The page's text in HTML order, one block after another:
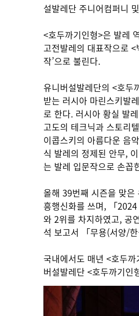
설발레단 주니어컴퍼니
<호두까기인형>은 발레
고전발레의 대표작으로
작’으로 불린다.
유니버설발레단의 <호두
받는 러시아 마린스키발
로 한다. 러시아 황실 발
고도의 테크닉과 스토리
이콥스키의 아름다운 음
식 발레의 정제된 안무,
는 발레 입문작으로 손꼽
올해 39번째 시즌을 맞
흥행신화를 쓰며, 「
와 2위를 차지하였고, 공
석 보고서 「무용(서양/
국내에서도 매년 <호두
버설발레단 <호두까기인